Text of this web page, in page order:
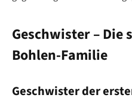
Geschwister – Die
Bohlen-Familie
Geschwister der